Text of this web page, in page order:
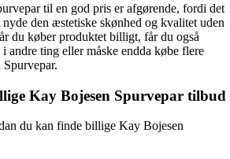
til en god pris er afgørende, fordi det
den æstetiske skønhed og kvalitet uden
du køber produktet billigt, får du også
andre ting eller måske endda købe flere
Kay Bojesen Spurvepar tilbud
du kan finde billige Kay Bojesen